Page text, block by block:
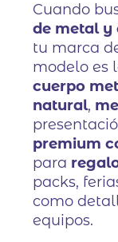
Cuando
de metal y
tu marca
modelo es
cuerpo
natural,
premium
para
packs,
como
equipos.